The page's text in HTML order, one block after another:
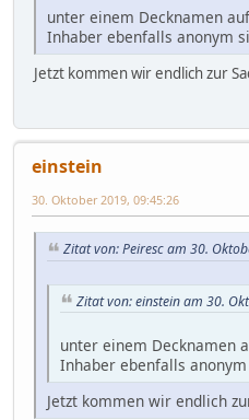
unter einem Decknamen
Inhaber ebenfalls anonym
Jetzt kommen wir endlich zur
einstein
30. Oktober 2019, 09:45:26
Zitat von: Peiresc am 30.
Zitat von: einstein am 30.
unter einem Decknamen
Inhaber ebenfalls
Jetzt kommen wir endlich